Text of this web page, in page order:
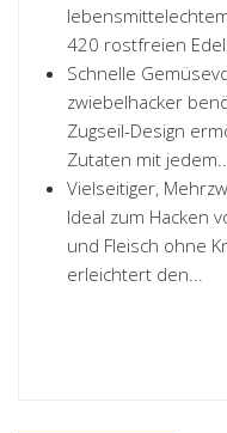
420 rostfreien
Schnelle
zwiebelhacker
Zugseil-Design
Zutaten mit
Vielseitiger,
Ideal zum Hacken
und Fleisch ohne
erleichtert den...